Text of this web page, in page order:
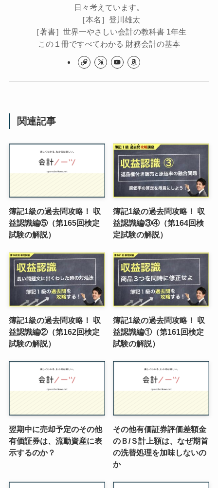
日々考えています。
［本名］登川雄太
［著書］世界一やさしい会計の教科書 1年生
この１冊ですべてわかる 財務会計の基本
関連記事
簿記1級の過去問攻略！ 収
益認識編⑤（第165回検定
試験の解説）
簿記1級の過去問攻略！ 収
益認識編③④（第164回検
定試験の解説）
簿記1級の過去問攻略！ 収
益認識編②（第162回検定
試験の解説）
簿記1級の過去問攻略！ 収
益認識編①（第161回検定
試験の解説）
翌期中に売却予定のその他
有価証券は、流動資産に表
示するのか？
その他有価証券評価差額金
のＢ/Ｓ計上額は、なぜ期首
の洗替処理を加味しないの
か